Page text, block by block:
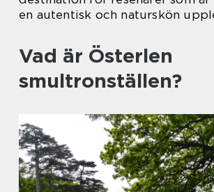
en autentisk och naturskön
Vad är Österlen
smultronställen?